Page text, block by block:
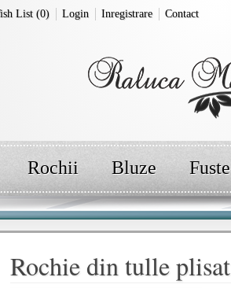
List (0) Login Inregistrare Contact
Rochii Bluze Fuste
Rochie din tulle